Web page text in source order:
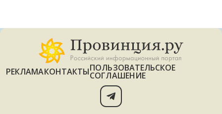
РЕКЛАМАКОНТАКТЫПОЛЬЗОВАТЕЛЬСКОЕ
СОГЛАШЕНИЕ